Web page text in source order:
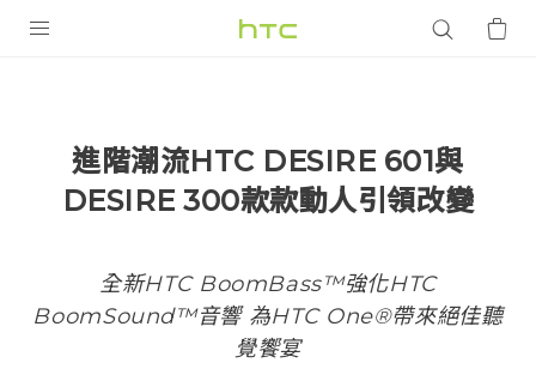
G REIGNS
VIVERSE
進階潮流HTC DESIRE 601與
DESIRE 300款款動人引領改變
全新HTC BoomBass™強化HTC
BoomSound™音響 為HTC One®帶來絕佳聽
覺饗宴